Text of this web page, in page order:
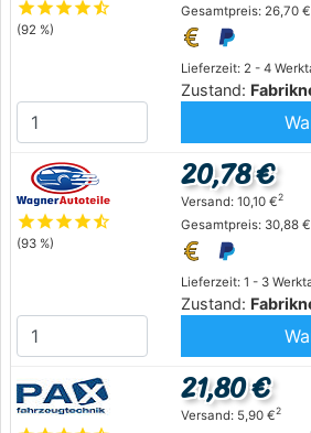
starstarstarstarstar_half
(92 %)
Lieferzeit: 2 - 4
Zustand:
Gesamtpreis: 26,70 €
starstarstarstarstar_half
(93 %)
Lieferzeit: 1 - 3
Zustand:
20,78 €
Versand: 10,10 €2
Gesamtpreis: 30,88 €
21,80 €
Versand: 5,90 €2